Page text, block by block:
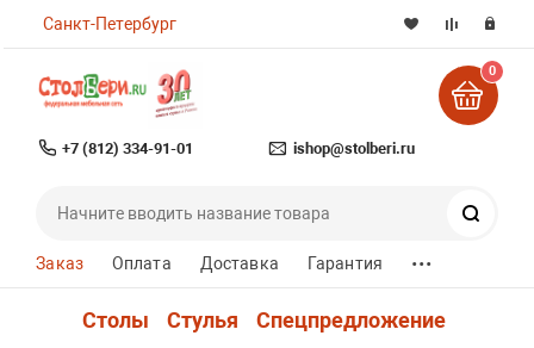
Санкт-Петербург
+7 (812) 334-91-01 ishop@stolberi.ru
0
Заказ Оплата Доставка Гарантия ...
Столы Стулья Спецпредложение